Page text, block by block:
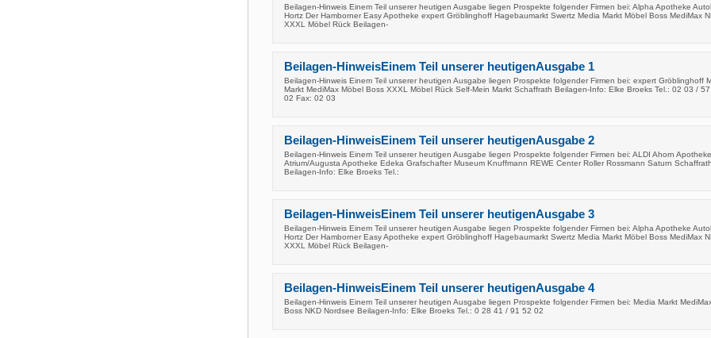
Beilagen-Hinweis Einem Teil unserer heutigen Ausgabe liegen Prospekte folgender Firmen bei: Alpha Apotheke
Hortz Der Hamborner Easy Apotheke expert Gröblinghoff Hagebaumarkt Swertz Media Markt Möbel Boss MediMax
XXXL Möbel Rück Beilagen-
Beilagen-HinweisEinem Teil unserer heutigenAusgabe 1
Beilagen-Hinweis Einem Teil unserer heutigen Ausgabe liegen Prospekte folgender Firmen bei: expert Gröblinghoff
Markt MediMax Möbel Boss XXXL Möbel Rück Self-Mein Markt Schaffrath Beilagen-Info: Elke Broeks Tel.: 02 03 /
02 Fax: 02 03
Beilagen-HinweisEinem Teil unserer heutigenAusgabe 2
Beilagen-Hinweis Einem Teil unserer heutigen Ausgabe liegen Prospekte folgender Firmen bei: ALDI Ahorn Apotheke
Atrium/Augusta Apotheke Edeka Grafschafter Museum Knuffmann REWE Center Roller Rossmann Saturn Schaffrath
Beilagen-Info: Elke Broeks Tel.:
Beilagen-HinweisEinem Teil unserer heutigenAusgabe 3
Beilagen-Hinweis Einem Teil unserer heutigen Ausgabe liegen Prospekte folgender Firmen bei: Alpha Apotheke
Hortz Der Hamborner Easy Apotheke expert Gröblinghoff Hagebaumarkt Swertz Media Markt Möbel Boss MediMax
XXXL Möbel Rück Beilagen-
Beilagen-HinweisEinem Teil unserer heutigenAusgabe 4
Beilagen-Hinweis Einem Teil unserer heutigen Ausgabe liegen Prospekte folgender Firmen bei: Media Markt
Boss NKD Nordsee Beilagen-Info: Elke Broeks Tel.: 0 28 41 / 91 52 02